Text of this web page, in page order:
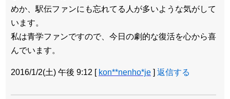
めか、駅伝ファンにも忘れてる人が多いような気がして
います。
私は青学ファンですので、今日の劇的な復活を心から喜
んでいます。
2016/1/2(土) 午後 9:12 [ kon**nenho*je ] 返信する